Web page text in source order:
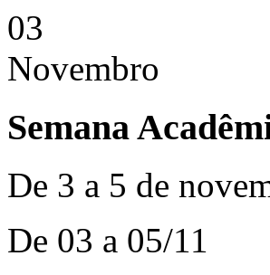
03
Novembro
Semana
De 3 a 5 de
De 03 a 05/11